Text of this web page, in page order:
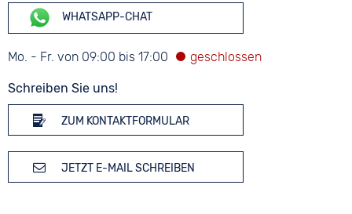
WHATSAPP-CHAT
Mo. - Fr. von 09:00 bis 17:00
Schreiben Sie uns!
ZUM KONTAKTFORMULAR
JETZT E-MAIL SCHREIBEN